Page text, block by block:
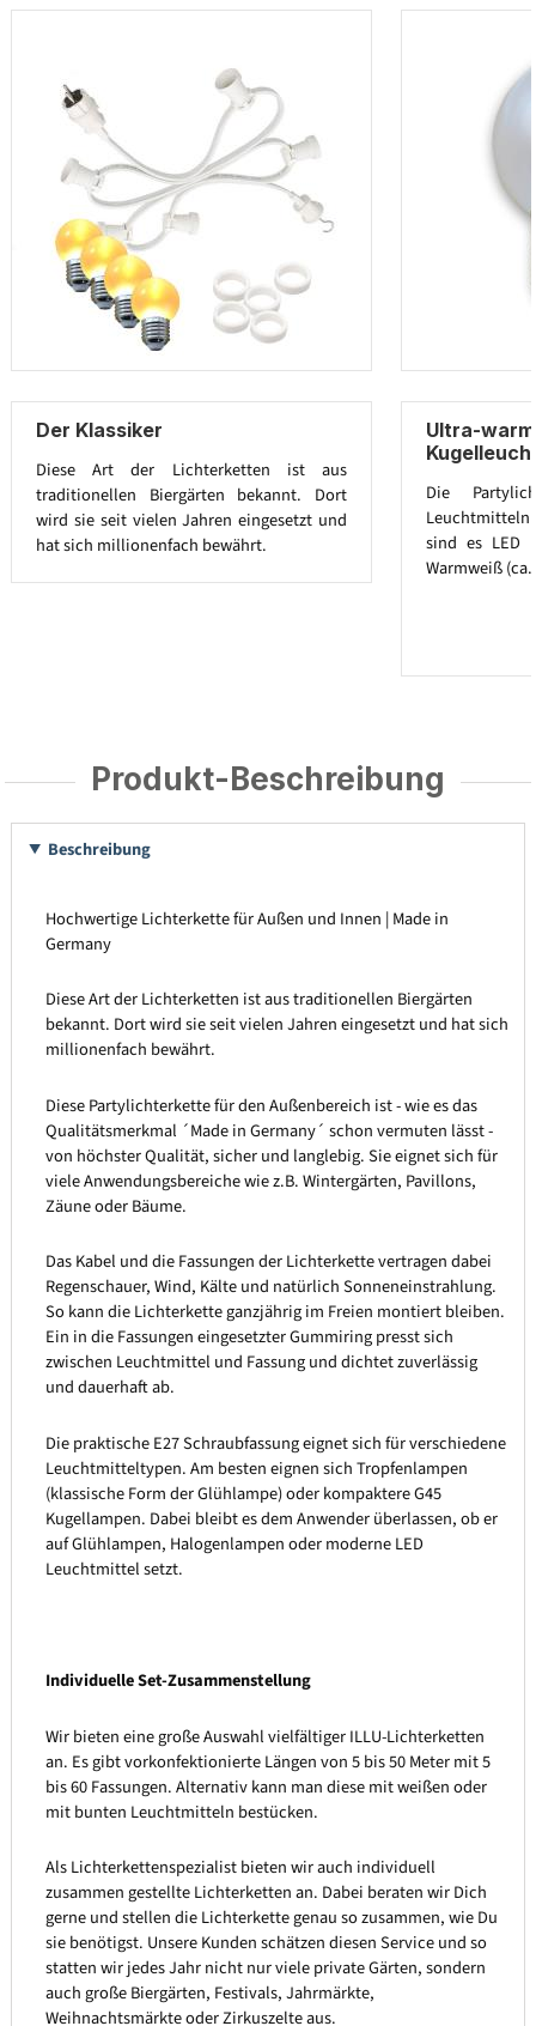
Der Klassiker
Diese Art der Lichterketten ist aus
traditionellen Biergärten bekannt. Dort
wird sie seit vielen Jahren eingesetzt und
hat sich millionenfach bewährt.
Ultra-
Die
Leuchtmitteln
sind es LED
Warmweiß
Produkt-Beschreibung
Beschreibung
Hochwertige Lichterkette für Außen und Innen | Made in
Germany
Diese Art der Lichterketten ist aus traditionellen Biergärten
bekannt. Dort wird sie seit vielen Jahren eingesetzt und hat sich
millionenfach bewährt.
Diese Partylichterkette für den Außenbereich ist - wie es das
Qualitätsmerkmal ´Made in Germany´ schon vermuten lässt -
von höchster Qualität, sicher und langlebig. Sie eignet sich für
viele Anwendungsbereiche wie z.B. Wintergärten, Pavillons,
Zäune oder Bäume.
Das Kabel und die Fassungen der Lichterkette vertragen dabei
Regenschauer, Wind, Kälte und natürlich Sonneneinstrahlung.
So kann die Lichterkette ganzjährig im Freien montiert bleiben.
Ein in die Fassungen eingesetzter Gummiring presst sich
zwischen Leuchtmittel und Fassung und dichtet zuverlässig
und dauerhaft ab.
Die praktische E27 Schraubfassung eignet sich für verschiedene
Leuchtmitteltypen. Am besten eignen sich Tropfenlampen
(klassische Form der Glühlampe) oder kompaktere G45
Kugellampen. Dabei bleibt es dem Anwender überlassen, ob er
auf Glühlampen, Halogenlampen oder moderne LED
Leuchtmittel setzt.
Individuelle Set-Zusammenstellung
Wir bieten eine große Auswahl vielfältiger ILLU-Lichterketten
an. Es gibt vorkonfektionierte Längen von 5 bis 50 Meter mit 5
bis 60 Fassungen. Alternativ kann man diese mit weißen oder
mit bunten Leuchtmitteln bestücken.
Als Lichterkettenspezialist bieten wir auch individuell
zusammen gestellte Lichterketten an. Dabei beraten wir Dich
gerne und stellen die Lichterkette genau so zusammen, wie Du
sie benötigst. Unsere Kunden schätzen diesen Service und so
statten wir jedes Jahr nicht nur viele private Gärten, sondern
auch große Biergärten, Festivals, Jahrmärkte,
Weihnachtsmärkte oder Zirkuszelte aus.